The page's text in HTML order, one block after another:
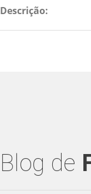
Descrição:
Blog de